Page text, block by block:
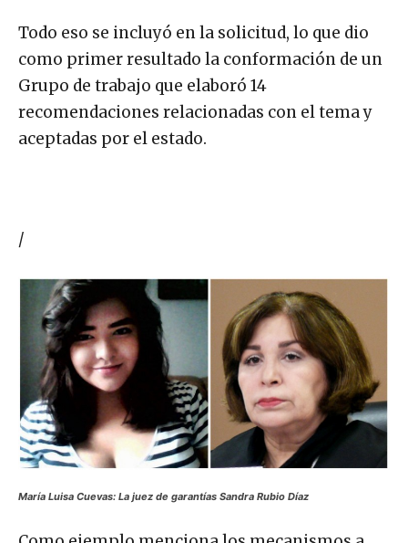
Todo eso se incluyó en la solicitud, lo que dio
como primer resultado la conformación de un
Grupo de trabajo que elaboró 14
recomendaciones relacionadas con el tema y
aceptadas por el estado.
/
María Luisa Cuevas: La juez de garantías Sandra Rubio Díaz